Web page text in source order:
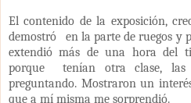
El contenido de la exposición,
demostró en la parte de ruegos y
extendió más de una hora del
porque tenían otra clase, las
preguntando. Mostraron un
que a mí misma me sorprendió.